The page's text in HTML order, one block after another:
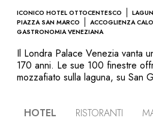
ICONICO HOTEL OTTOCENTESCO
PIAZZA SAN MARCO
ACCOGLIENZA
GASTRONOMIA VENEZIANA
Il Londra Palace Venezia vanta
170 anni. Le sue 100 finestre
mozzafiato sulla laguna, su San
passeggiata di Riva degli
HOTEL RISTORANTI